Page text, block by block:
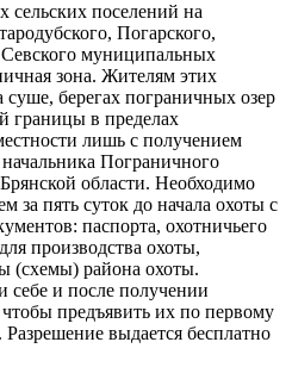
поселений на
Погарского,
Севского муниципальных
зона. Жителям этих
берегах пограничных озер
границы в пределах
лишь с получением
Пограничного
области. Необходимо
за пять суток до начала охоты с
паспорта, охотничьего
производства охоты,
(схемы) района охоты.
и после получении
предъявить их по первому
выдается бесплатно